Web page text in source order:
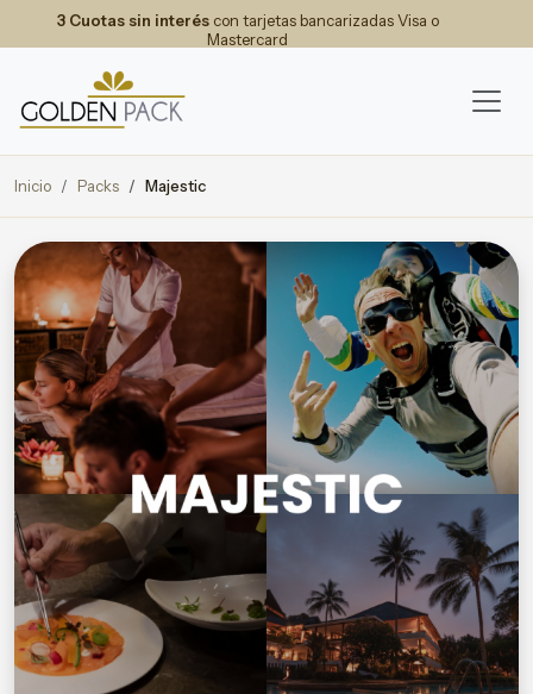
3 Cuotas sin interéscon tarjetas bancarizadas Visa o
Mastercard
Inicio Packs Majestic